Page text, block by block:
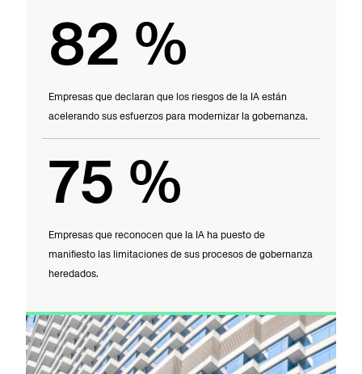
82 %
Empresas que declaran que los riesgos de la IA están
acelerando sus esfuerzos para modernizar la gobernanza.
75 %
Empresas que reconocen que la IA ha puesto de
manifiesto las limitaciones de sus procesos de gobernanza
heredados.